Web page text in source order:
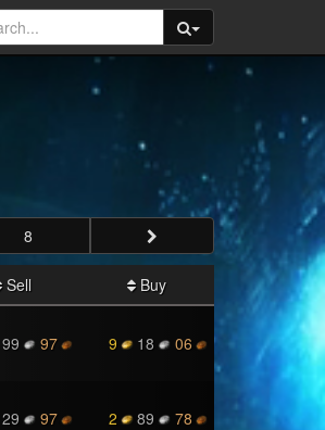
8
Sell Buy
99 97 9 18 06
29 97 2 89 78